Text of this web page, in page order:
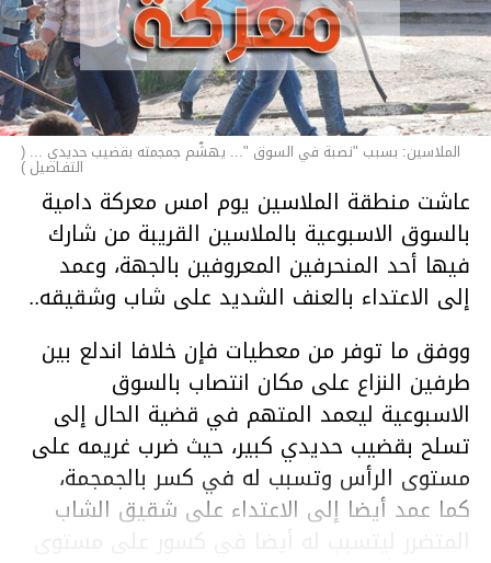
الملاسين: بسبب "نصبة في السوق "... يهشّم جمجمته بقضيب حديدي ... (
التفـاصيل )
عاشت منطقة الملاسين يوم امس معركة دامية
بالسوق الاسبوعية بالملاسين القريبة من شارك
فيها أحد المنحرفين المعروفين بالجهة، وعمد
إلى الاعتداء بالعنف الشديد على شاب وشقيقه..
ووفق ما توفر من معطيات فإن خلافا اندلع بين
طرفين النزاع على مكان انتصاب بالسوق
الاسبوعية ليعمد المتهم في قضية الحال إلى
تسلح بقضيب حديدي كبير، حيث ضرب غريمه على
مستوى الرأس وتسبب له في كسر بالجمجمة،
كما عمد أيضا إلى الاعتداء على شقيق الشاب
المتضرر ليتسبب له أيضا في كسور على مستوى